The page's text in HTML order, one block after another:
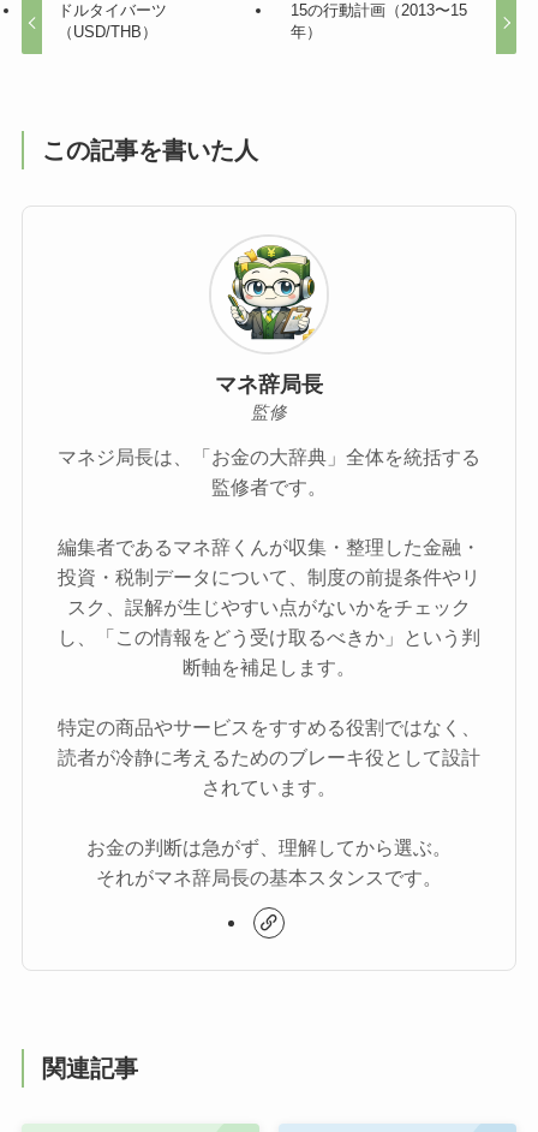
ドルタイバーツ
（USD/THB）
15の行動計画（2013〜15
年）
この記事を書いた人
マネ辞局長
監修
マネジ局長は、「お金の大辞典」全体を統括する
監修者です。
編集者であるマネ辞くんが収集・整理した金融・
投資・税制データについて、制度の前提条件やリ
スク、誤解が生じやすい点がないかをチェック
し、「この情報をどう受け取るべきか」という判
断軸を補足します。
特定の商品やサービスをすすめる役割ではなく、
読者が冷静に考えるためのブレーキ役として設計
されています。
お金の判断は急がず、理解してから選ぶ。
それがマネ辞局長の基本スタンスです。
関連記事